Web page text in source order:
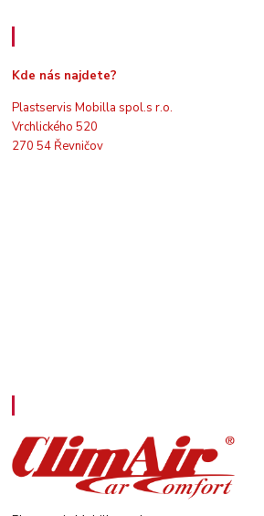
Kde nás najdete?
Plastservis Mobilla spol.s r.o.
Vrchlického 520
270 54 Řevničov